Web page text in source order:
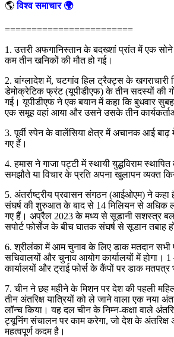
🌎विश्व समाचार 🌍
========================
1. उत्तरी अफगानिस्तान के बदख्शां प्रांत में एक
कम तीन खनिकों की मौत हो गई।
2. बांग्लादेश में, चटगांव हिल ट्रैक्ट्स के खगराचारी
डेमोक्रेटिक फ्रंट (यूपीडीएफ) के तीन सदस्यों की
गई। यूपीडीएफ ने एक बयान में कहा कि बुधवार
एक समूह वहां आया और उसने उसके तीन
3. पूर्वी स्पेन के वालेंसिया क्षेत्र में अचानक आई
गए हैं।
4. हमास ने गाजा पट्टी में स्थायी युद्धविराम
समझौते या विचार के प्रति अपना खुलापन व्यक्त
5. अंतर्राष्ट्रीय प्रवासन संगठन (आईओएम) ने
संघर्ष की शुरुआत के बाद से 14 मिलियन से अधिक
गए हैं। अप्रैल 2023 के मध्य से सूडानी सशस्त्र
सपोर्ट फोर्सेज के बीच घातक संघर्ष से सूडान तबाह
6. श्रीलंका में आम चुनाव के लिए डाक मतदान सभी
सचिवालयों और चुनाव आयोग कार्यालयों में होगा।
कार्यालयों और ट्राई फोर्स के कैंपों पर डाक मतपत्र
7. चीन ने छह महीने के मिशन पर देश की पहली
तीन अंतरिक्ष यात्रियों को ले जाने वाला एक नया
लॉन्च किया। यह दल चीन के निम्न-कक्षा वाले
ट्यूनिंग संचालन पर काम करेगा, जो देश के अंतरिक्ष
महत्वपूर्ण कदम है।